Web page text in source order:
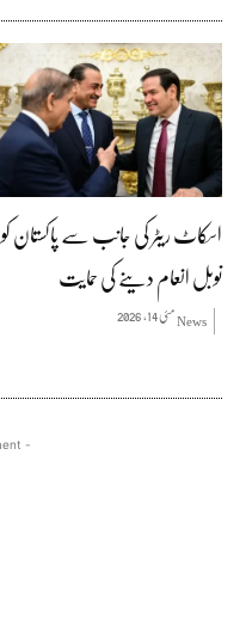
اسکاٹ ریٹر کی جانب سے پاکستان کو
نوبل انعام دینے کی حمایت
Newsمئی 14, 2026
- Advertisement -